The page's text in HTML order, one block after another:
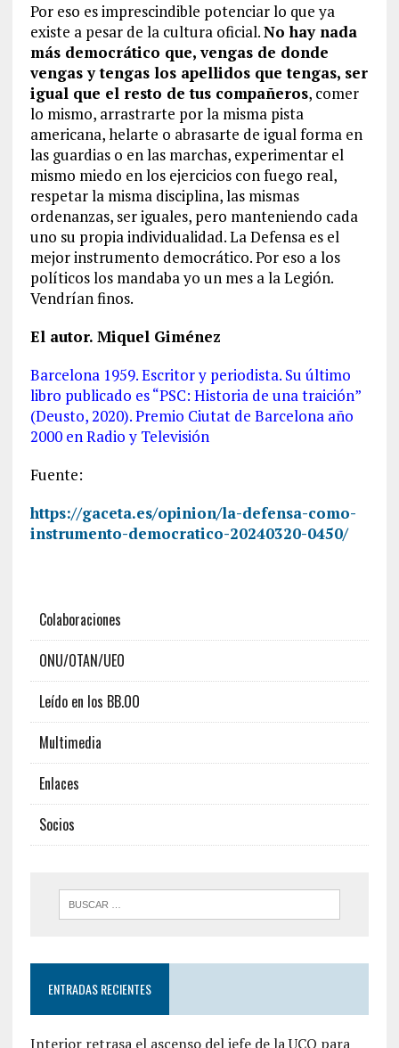
Por eso es imprescindible potenciar lo que ya
existe a pesar de la cultura oficial.No hay nada
más democrático que, vengas de donde
vengas y tengas los apellidos que tengas, ser
igual que el resto de tus compañeros, comer
lo mismo, arrastrarte por la misma pista
americana, helarte o abrasarte de igual forma en
las guardias o en las marchas, experimentar el
mismo miedo en los ejercicios con fuego real,
respetar la misma disciplina, las mismas
ordenanzas, ser iguales, pero manteniendo cada
uno su propia individualidad. La Defensa es el
mejor instrumento democrático. Por eso a los
políticos los mandaba yo un mes a la Legión.
Vendrían finos.
El autor. Miquel Giménez
Barcelona 1959. Escritor y periodista. Su último
libro publicado es “PSC: Historia de una traición”
(Deusto, 2020). Premio Ciutat de Barcelona año
2000 en Radio y Televisión
Fuente:
https://gaceta.es/opinion/la-defensa-como-
instrumento-democratico-20240320-0450/
Colaboraciones
ONU/OTAN/UEO
Leído en los BB.OO
Multimedia
Enlaces
Socios
ENTRADAS RECIENTES
Interior retrasa el ascenso del jefe de la UCO para